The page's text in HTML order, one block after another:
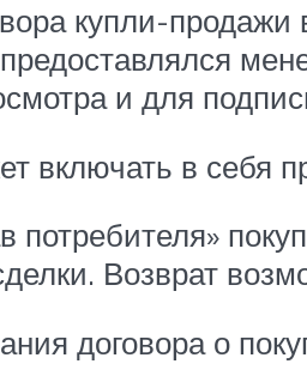
купли-
и для
включать в себя
потребителя»
Возврат
договора о